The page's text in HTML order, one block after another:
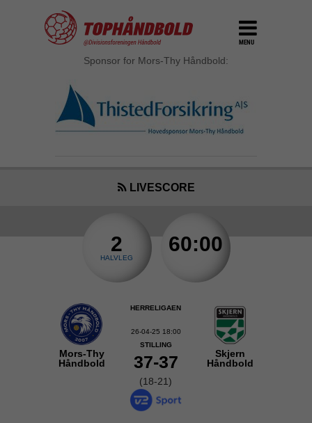
MENU
Sponsor for Mors-Thy Håndbold:
LIVESCORE
2
HALVLEG
60:00
Mors-Thy
Håndbold
HERRELIGAEN
26-04-25 18:00
STILLING
37-37
(18-21)
Skjern
Håndbold